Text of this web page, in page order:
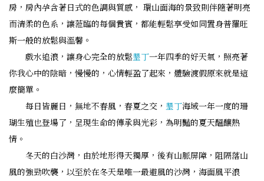
房，房內孕含著日式的色調與質感， 環山面海的景致則伴隨著明亮
而清柔的色系，讓蒞臨的每個貴賓，都能輕鬆享受如同置身普羅旺
斯一般的放鬆與溫馨。
戲水追浪，讓身心完全的放鬆墾丁一年四季的好天氣，照亮著
你我心中的陰暗，慢慢的，心情輕盈了起來，體驗渡假原來就是這
麼簡單。
每日皆麗日，無地不春風，春夏之交， 墾丁海域一年一度的珊
瑚生殖也登場了，呈現生命的傳承與光彩，為明豔的夏天醞釀熱
情。
冬天的白沙灣，由於地形得天獨厚，後有山脈屏障，阻隔落山
風的強勁吹襲，以至於在冬天是唯一最避風的沙灣，海面風平浪